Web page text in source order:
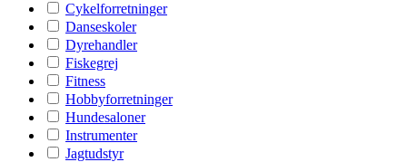
Cykelforretninger
Danseskoler
Dyrehandler
Fiskegrej
Fitness
Hobbyforretninger
Hundesaloner
Instrumenter
Jagtudstyr